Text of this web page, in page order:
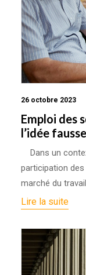
26 octobre 2023
Emploi des
l’idée
Dans un
participation
marché du travail…
Lire la suite